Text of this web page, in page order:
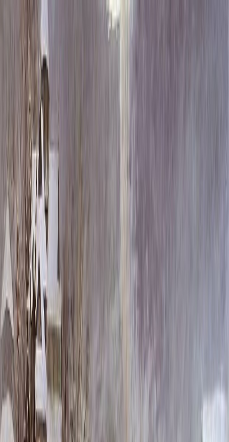
+7 (926) 211 90 79
Обратный звонок
Блог Оплата
Услуги
Контакты
Скидка 5.00% на Надгробные плиты
Скидка 5.00% на Надгробные плиты
Уцв051
Главная / Оформление памятников
Цв052-Уцв051
Итого:4 160₽
Быстрый заказ
4 160 ₽
Выбор атрибутов
Установка фото
Установка фото